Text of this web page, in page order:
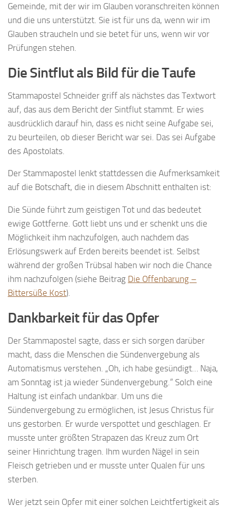
Gemeinde, mit der wir im Glauben voranschreiten können
und die uns unterstützt. Sie ist für uns da, wenn wir im
Glauben straucheln und sie betet für uns, wenn wir vor
Prüfungen stehen.
Die Sintflut als Bild für die Taufe
Stammapostel Schneider griff als nächstes das Textwort
auf, das aus dem Bericht der Sintflut stammt. Er wies
ausdrücklich darauf hin, dass es nicht seine Aufgabe sei,
zu beurteilen, ob dieser Bericht war sei. Das sei Aufgabe
des Apostolats.
Der Stammapostel lenkt stattdessen die Aufmerksamkeit
auf die Botschaft, die in diesem Abschnitt enthalten ist:
Die Sünde führt zum geistigen Tot und das bedeutet
ewige Gottferne. Gott liebt uns und er schenkt uns die
Möglichkeit ihm nachzufolgen, auch nachdem das
Erlösungswerk auf Erden bereits beendet ist. Selbst
während der großen Trübsal haben wir noch die Chance
ihm nachzufolgen (siehe Beitrag Die Offenbarung –
Bittersüße Kost).
Dankbarkeit für das Opfer
Der Stammapostel sagte, dass er sich sorgen darüber
macht, dass die Menschen die Sündenvergebung als
Automatismus verstehen. „Oh, ich habe gesündigt… Naja,
am Sonntag ist ja wieder Sündenvergebung.“ Solch eine
Haltung ist einfach undankbar. Um uns die
Sündenvergebung zu ermöglichen, ist Jesus Christus für
uns gestorben. Er wurde verspottet und geschlagen. Er
musste unter größten Strapazen das Kreuz zum Ort
seiner Hinrichtung tragen. Ihm wurden Nägel in sein
Fleisch getrieben und er musste unter Qualen für uns
sterben.
Wer jetzt sein Opfer mit einer solchen Leichtfertigkeit als